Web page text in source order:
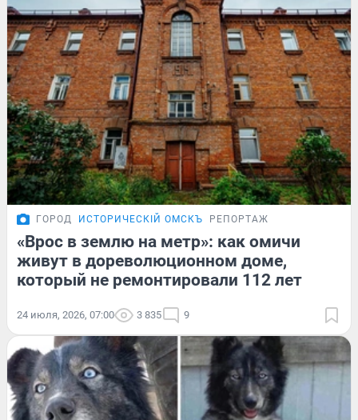
ГОРОД ИСТОРИЧЕСКІЙ ОМСКЪ РЕПОРТАЖ
«Врос в землю на метр»: как омичи
живут в дореволюционном доме,
который не ремонтировали 112 лет
24 июля, 2026, 07:00 3 835 9